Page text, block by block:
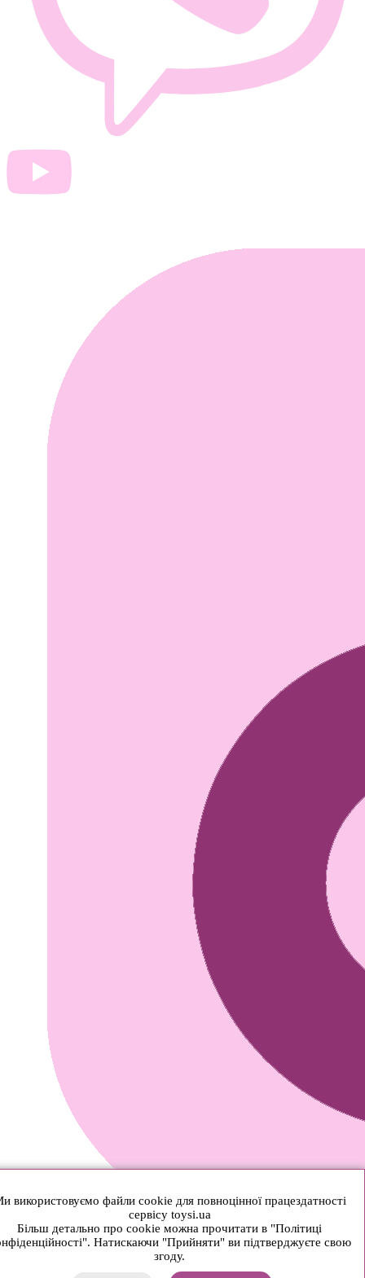
використовуємо файли cookie для повноцінної працездатності
сервісу toysi.ua
Більш детально про cookie можна прочитати в "Політиці
Натискаючи "Прийняти" ви підтверджуєте свою
згоду.